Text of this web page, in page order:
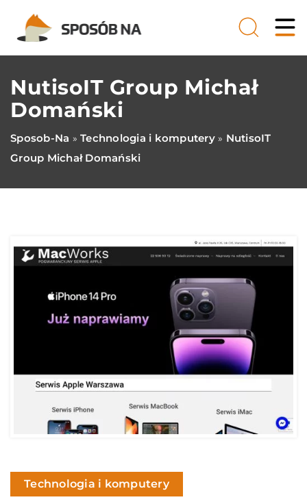
NutisoIT Group Michał
Domański
Sposob-Na » Technologia i komputery» NutisoIT
Group Michał Domański
Technologia i komputery